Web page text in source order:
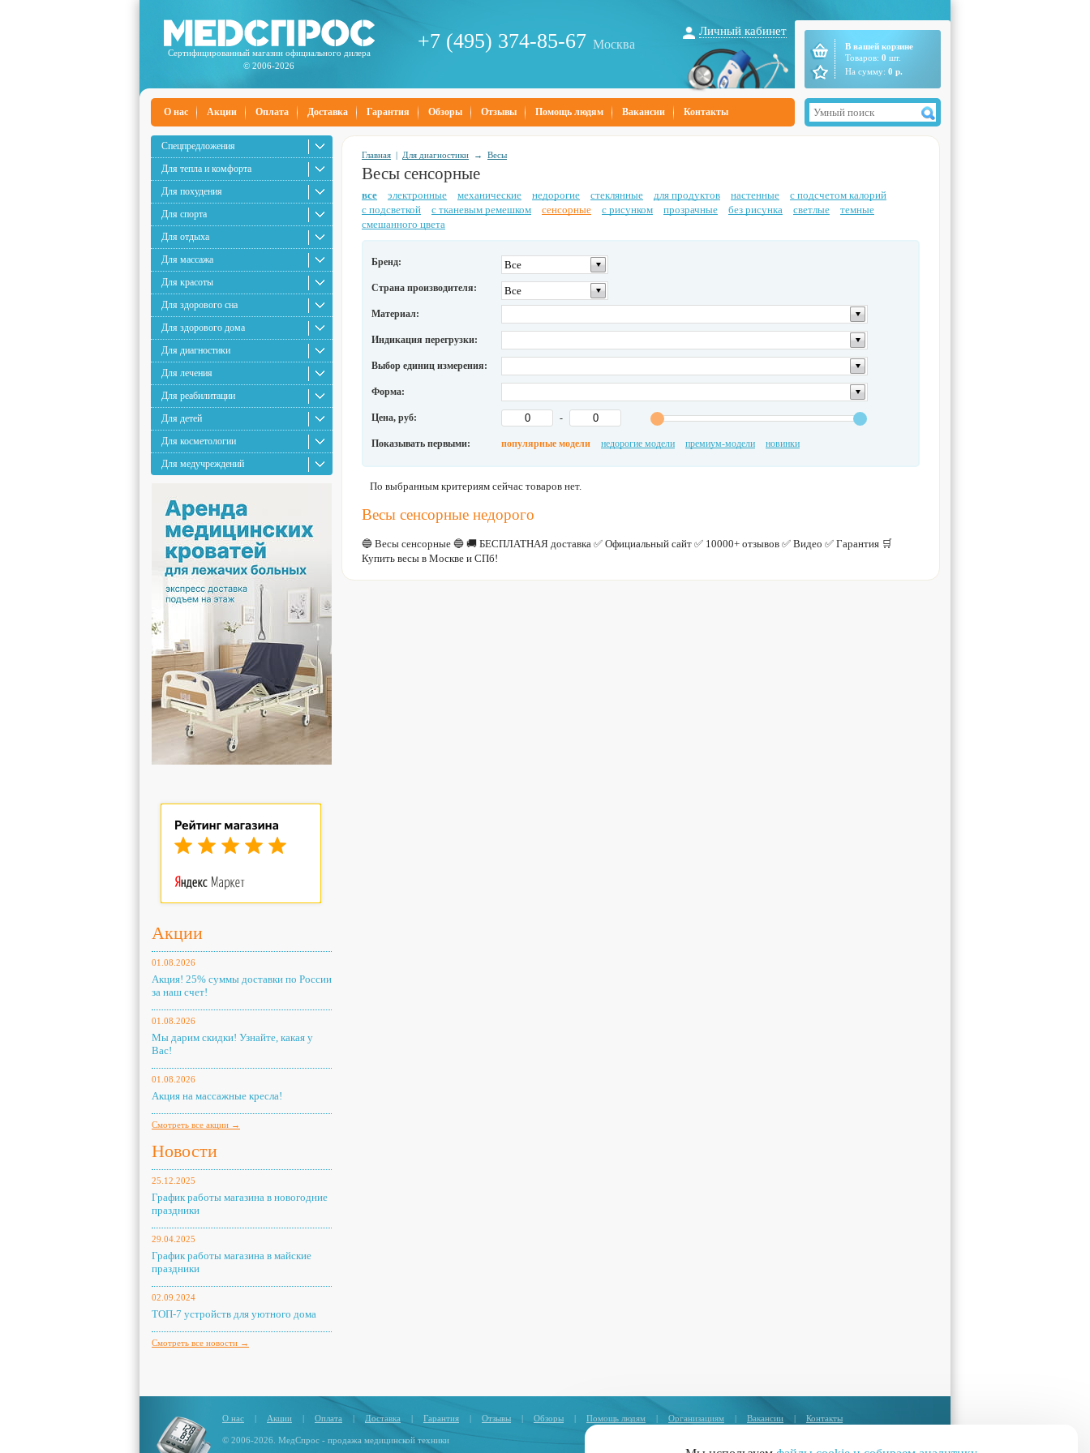
Сертифицированный магазин официального дилера
© 2006-2026
+7 (495) 374-85-67 Москва
Личный кабинет
В вашей корзине
Товаров: 0 шт.
На сумму: 0 р.
О нас Акции Оплата Доставка Гарантия Обзоры Отзывы Помощь людям Вакансии Контакты
Спецпредложения
Для тепла и комфорта
Для похудения
Для спорта
Для отдыха
Для массажа
Для красоты
Для здорового сна
Для здорового дома
Для диагностики
Для лечения
Для реабилитации
Для детей
Для косметологии
Для медучреждений
Акции
01.08.2026
Акция! 25% суммы доставки по России
за наш счет!
01.08.2026
Мы дарим скидки! Узнайте, какая у
Вас!
01.08.2026
Акция на массажные кресла!
Смотреть все акции →
Новости
25.12.2025
График работы магазина в новогодние
праздники
29.04.2025
График работы магазина в майские
праздники
02.09.2024
ТОП-7 устройств для уютного дома
Смотреть все новости →
Главная | Для диагностики → Весы
Весы сенсорные
все электронные механические недорогие стеклянные для продуктов настенные
с подсчетом калорий
с подсветкой
с тканевым ремешком сенсорные с рисунком прозрачные без рисунка светлые
темные
смешанного цвета
Бренд: Все
Страна производителя: Все
Материал:
Индикация перегрузки:
Выбор единиц измерения:
Форма:
Цена, руб: -
Показывать первыми: популярные модели недорогие модели премиум-модели новинки
По выбранным критериям сейчас товаров нет.
Весы сенсорные недорого
🔵 Весы сенсорные 🔵 🚚 БЕСПЛАТНАЯ доставка ✅ Официальный сайт ✅ 10000+ отзывов ✅ Видео ✅ Гарантия 🛒
Купить весы в Москве и СПб!
О нас | Акции | Оплата | Доставка | Гарантия | Отзывы | Обзоры | Помощь людям | Организациям | Вакансии | Контакты
© 2006-2026. МедСпрос - продажа медицинской техники